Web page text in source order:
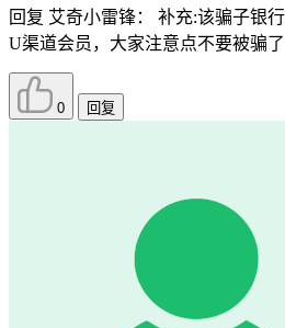
回复 艾奇小雷锋：
补充:该骗子银
U渠道会员，大家注意点不要被骗了
0 回复